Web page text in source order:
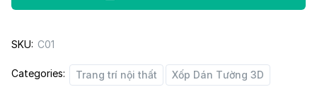
C01
SKU: C01
Categories: Trang trí nội thất Xốp Dán Tường 3D